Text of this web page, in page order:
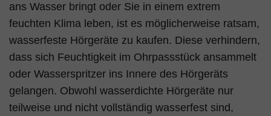
ans Wasser bringt oder Sie in einem extrem
feuchten Klima leben, ist es möglicherweise ratsam,
wasserfeste Hörgeräte zu kaufen. Diese verhindern,
dass sich Feuchtigkeit im Ohrpassstück ansammelt
oder Wasserspritzer ins Innere des Hörgeräts
gelangen. Obwohl wasserdichte Hörgeräte nur
teilweise und nicht vollständig wasserfest sind,